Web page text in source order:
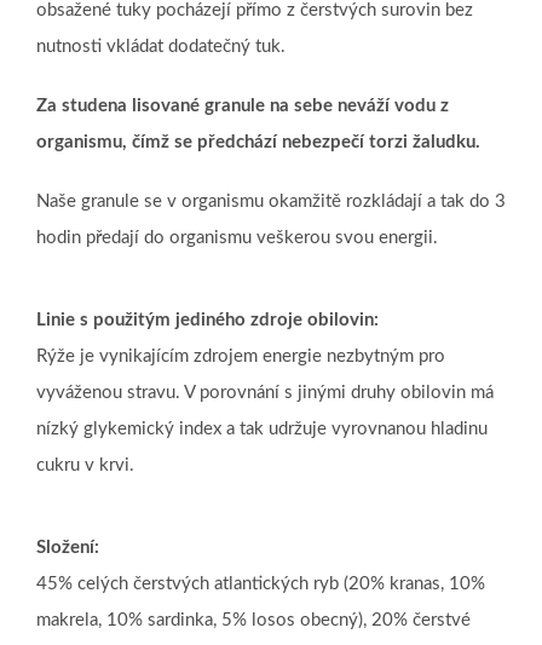
obsažené tuky pocházejí přímo z čerstvých surovin bez
nutnosti vkládat dodatečný tuk.
Za studena lisované granule na sebe neváží vodu z
organismu, čímž se předchází nebezpečí torzi žaludku.
Naše granule se v organismu okamžitě rozkládají a tak do 3
hodin předají do organismu veškerou svou energii.
Linie s použitým jediného zdroje obilovin:
Rýže je vynikajícím zdrojem energie nezbytným pro
vyváženou stravu. V porovnání s jinými druhy obilovin má
nízký glykemický index a tak udržuje vyrovnanou hladinu
cukru v krvi.
Složení:
45% celých čerstvých atlantických ryb (20% kranas, 10%
makrela, 10% sardinka, 5% losos obecný), 20% čerstvé